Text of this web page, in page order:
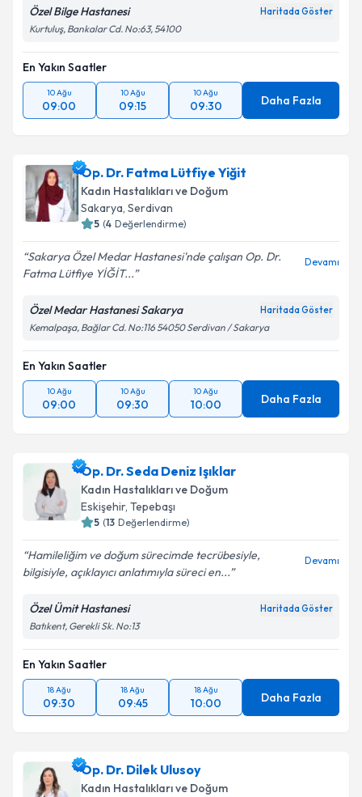
Özel Bilge Hastanesi Haritada Göster
Kurtuluş, Bankalar Cd. No:63, 54100
En Yakın Saatler
10 Ağu
09:00
10 Ağu
09:15
10 Ağu
09:30 Daha Fazla
Op. Dr. Fatma Lütfiye Yiğit
Kadın Hastalıkları ve Doğum
Sakarya, Serdivan
5 (4 Değerlendirme)
Sakarya Özel Medar Hastanesi'nde çalışan Op. Dr.
Fatma Lütfiye YİĞİT...
Devamı
Özel Medar Hastanesi Sakarya Haritada Göster
Kemalpaşa, Bağlar Cd. No:116 54050 Serdivan / Sakarya
En Yakın Saatler
10 Ağu
09:00
10 Ağu
09:30
10 Ağu
10:00 Daha Fazla
Op. Dr. Seda Deniz Işıklar
Kadın Hastalıkları ve Doğum
Eskişehir, Tepebaşı
5 (13 Değerlendirme)
Hamileliğim ve doğum sürecimde tecrübesiyle,
bilgisiyle, açıklayıcı anlatımıyla süreci en...
Devamı
Özel Ümit Hastanesi Haritada Göster
Batıkent, Gerekli Sk. No:13
En Yakın Saatler
18 Ağu
09:30
18 Ağu
09:45
18 Ağu
10:00 Daha Fazla
Op. Dr. Dilek Ulusoy
Kadın Hastalıkları ve Doğum